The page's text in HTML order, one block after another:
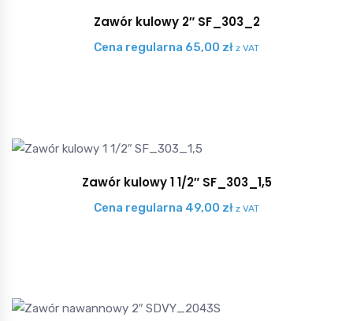
Zawór kulowy 2″ SF_303_2
Cena regularna 65,00 zł z VAT
Zawór kulowy 1 1/2″ SF_303_1,5
Cena regularna 49,00 zł z VAT